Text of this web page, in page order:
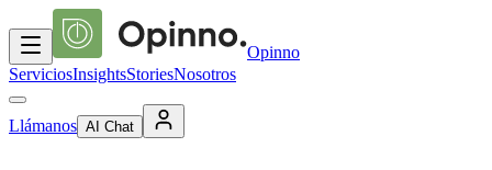
Opinno
ServiciosInsightsStoriesNosotros
Llámanos AI Chat